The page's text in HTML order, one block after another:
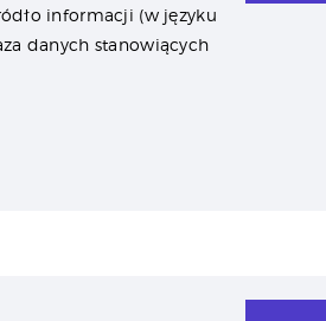
informacji (w języku
danych stanowiących